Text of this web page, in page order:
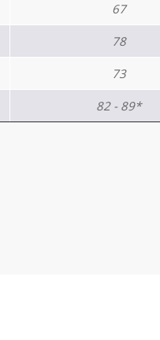
67
78
73
82 - 89*